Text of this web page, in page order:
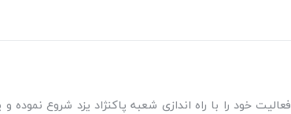
فروشگاه پالادیوم از سال 1397 فعالیت خود را با راه اندازی شعبه پاکنژاد